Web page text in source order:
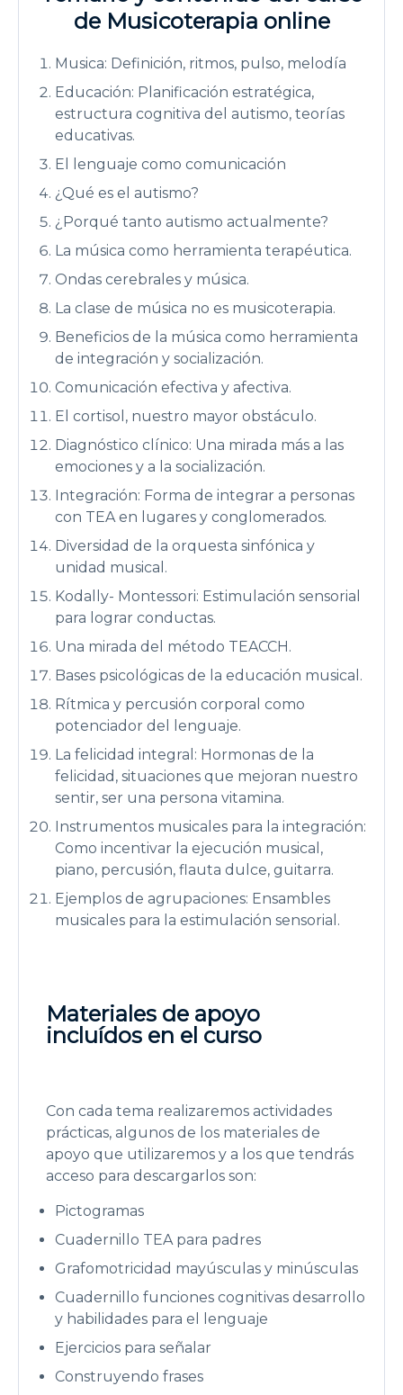
de Musicoterapia online
Musica: Definición, ritmos, pulso, melodía
Educación: Planificación estratégica,
estructura cognitiva del autismo, teorías
educativas.
El lenguaje como comunicación
¿Qué es el autismo?
¿Porqué tanto autismo actualmente?
La música como herramienta terapéutica.
Ondas cerebrales y música.
La clase de música no es musicoterapia.
Beneficios de la música como herramienta
de integración y socialización.
Comunicación efectiva y afectiva.
El cortisol, nuestro mayor obstáculo.
Diagnóstico clínico: Una mirada más a las
emociones y a la socialización.
Integración: Forma de integrar a personas
con TEA en lugares y conglomerados.
Diversidad de la orquesta sinfónica y
unidad musical.
Kodally- Montessori: Estimulación sensorial
para lograr conductas.
Una mirada del método TEACCH.
Bases psicológicas de la educación musical.
Rítmica y percusión corporal como
potenciador del lenguaje.
La felicidad integral: Hormonas de la
felicidad, situaciones que mejoran nuestro
sentir, ser una persona vitamina.
Instrumentos musicales para la integración:
Como incentivar la ejecución musical,
piano, percusión, flauta dulce, guitarra.
Ejemplos de agrupaciones: Ensambles
musicales para la estimulación sensorial.
Materiales de apoyo
incluídos en el curso
Con cada tema realizaremos actividades
prácticas, algunos de los materiales de
apoyo que utilizaremos y a los que tendrás
acceso para descargarlos son:
Pictogramas
Cuadernillo TEA para padres
Grafomotricidad mayúsculas y minúsculas
Cuadernillo funciones cognitivas desarrollo
y habilidades para el lenguaje
Ejercicios para señalar
Construyendo frases